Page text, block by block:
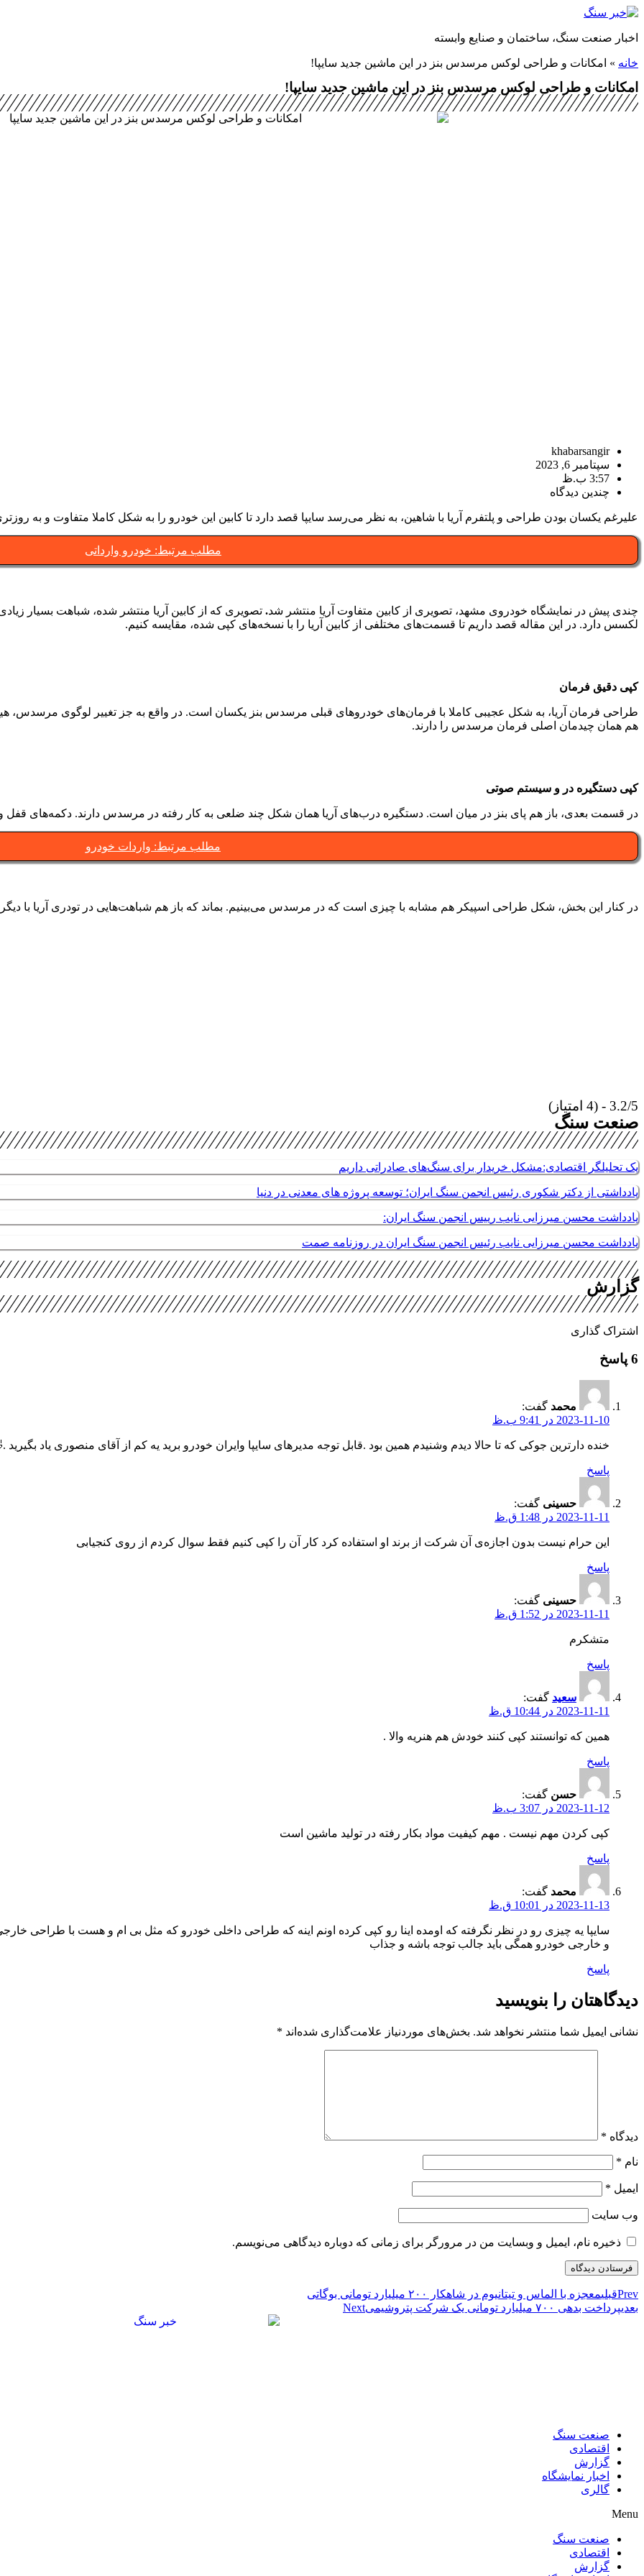
پرش
محتوا
اخبار صنعت سنگ، ساختمان و صنایع وابسته
خانه » امکانات و طراحی لوکس مرسدس بنز در این ماشین جدید سایپا!
امکانات و طراحی لوکس مرسدس بنز در این ماشین جدید سایپا!
khabarsangir
سپتامبر 6, 2023
3:57 ب.ظ
چندین دیدگاه
علیرغم یکسان بودن طراحی و پلتفرم آریا با شاهین، به نظر می‌رسد سایپا قصد دارد تا کابین این خودرو را به شکل کاملا متفاوت و به
مطلب مرتبط: خودرو وارداتی
چندی پیش در نمایشگاه خودروی مشهد، تصویری از کابین متفاوت آریا منتشر شد. تصویری که از کابین آریا منتشر شده، شباهت بسیار
لکسس دارد. در این مقاله قصد داریم تا قسمت‌های مختلفی از کابین آریا را با نسخه‌های کپی شده، مقایسه کنیم.
کپی دقیق فرمان
طراحی فرمان آریا، به شکل عجیبی کاملا با فرمان‌های خودروهای قبلی مرسدس بنز یکسان است. در واقع به جز تغییر لوگوی مرسدس،
هم همان چیدمان اصلی فرمان مرسدس را دارند.
کپی دستگیره در و سیستم صوتی
در قسمت بعدی، باز هم پای بنز در میان است. دستگیره درب‌های آریا همان شکل چند ضلعی به کار رفته در مرسدس دارند. دکمه‌های
مطلب مرتبط: واردات خودرو
در کنار این بخش، شکل طراحی اسپیکر هم مشابه با چیزی است که در مرسدس می‌بینیم. بماند که باز هم شباهت‌هایی در تودری آریا با دیگر
3.2/5 - (4 امتیاز)
صنعت سنگ
یک تحلیلگر اقتصادی:مشکل خریدار برای سنگ‌های صادراتی داریم
یادداشتی از دکتر شکوری رئیس انجمن سنگ ایران؛ توسعه پروژه های معدنی در دنیا
یادداشت محسن میرزایی نایب رییس انجمن سنگ ایران:
یادداشت محسن میرزایی نایب رئیس انجمن سنگ ایران در روزنامه صمت
گزارش
اشتراک گذاری
6 پاسخ
محمد گفت:
2023-11-10 در 9:41 ب.ظ
خنده دارترین جوکی که تا حالا دیدم وشنیدم همین بود .قابل توجه مدیرهای سایپا وایران خودرو برید یه کم از آقای منصوری یاد بگیرید
پاسخ
حسینی گفت:
2023-11-11 در 1:48 ق.ظ
این حرام نیست بدون اجازه‌ی آن شرکت از برند او استفاده کرد کار آن را کپی کنیم فقط سوال کردم از روی کنجیابی
پاسخ
حسینی گفت:
2023-11-11 در 1:52 ق.ظ
متشکرم
پاسخ
سعید گفت:
2023-11-11 در 10:44 ق.ظ
همین که توانستند کپی کنند خودش هم هنریه والا .
پاسخ
حسن گفت:
2023-11-12 در 3:07 ب.ظ
کپی کردن مهم نیست . مهم کیفیت مواد بکار رفته در تولید ماشین است
پاسخ
محمد گفت:
2023-11-13 در 10:01 ق.ظ
سایپا یه چیزی رو در نظر نگرفته که اومده اینا رو کپی کرده اونم اینه که طراحی داخلی خودرو که مثل بی ام و هست با طراحی
و خارجی خودرو همگی باید جالب توجه باشه و جذاب
پاسخ
دیدگاهتان را بنویسید
نشانی ایمیل شما منتشر نخواهد شد. بخش‌های موردنیاز علامت‌گذاری شده‌اند *
دیدگاه *
نام *
ایمیل *
وب‌ سایت
ذخیره نام، ایمیل و وبسایت من در مرورگر برای زمانی که دوباره دیدگاهی می‌نویسم.
Prevقبلیمعجزه با الماس و تیتانیوم در شاهکار ۲۰۰ میلیارد تومانی بوگاتی
بعدیپرداخت بدهی ۷۰۰ میلیارد تومانی یک شرکت پتروشیمی Next
صنعت سنگ
اقتصادی
گزارش
اخبار نمایشگاه
گالری
Menu
صنعت سنگ
اقتصادی
گزارش